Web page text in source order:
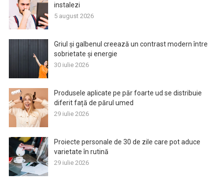
instalezi
5 august 2026
Griul și galbenul creează un contrast modern între
sobrietate și energie
30 iulie 2026
Produsele aplicate pe păr foarte ud se distribuie
diferit față de părul umed
29 iulie 2026
Proiecte personale de 30 de zile care pot aduce
varietate în rutină
29 iulie 2026